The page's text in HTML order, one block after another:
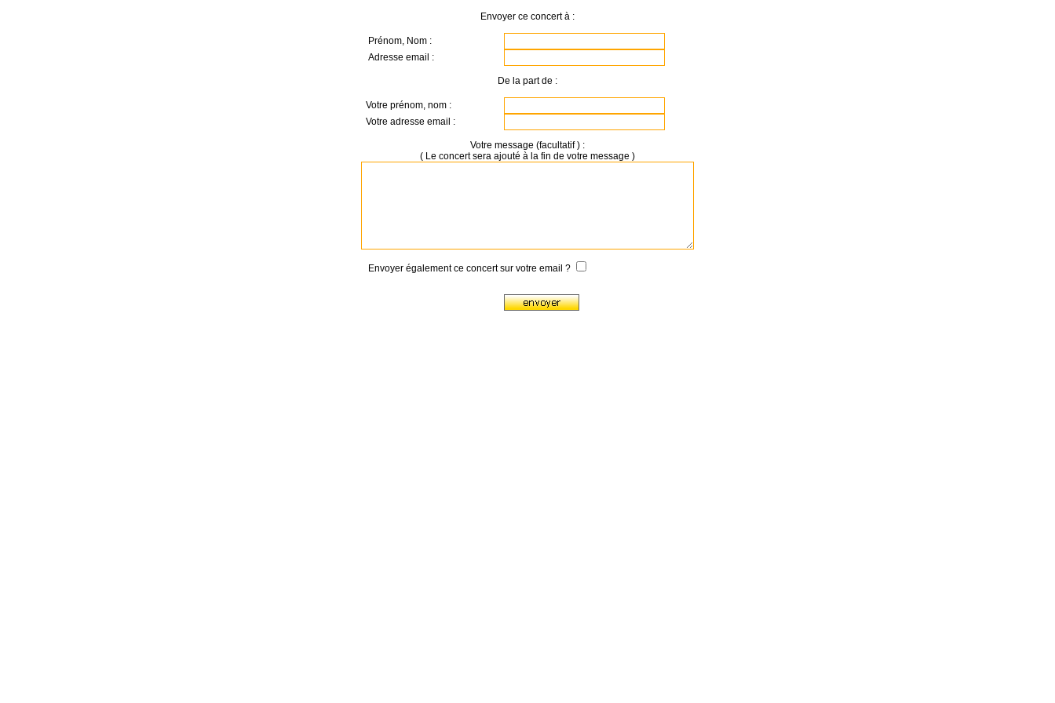
Envoyer ce concert à :
Prénom, Nom :
Adresse email :
De la part de :
Votre prénom, nom :
Votre adresse email :
Votre message (facultatif ) :
( Le concert sera ajouté à la fin de votre message )
Envoyer également ce concert sur votre email ?